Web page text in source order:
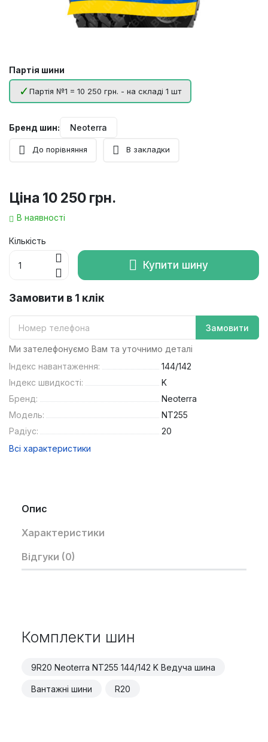
Партія шини
Партія №1 = 10 250 грн. - на складі 1 шт
Бренд шин: Neoterra
До порівняння В закладки
Ціна 10 250 грн.
В наявності
Кількість
Купити шину
Замовити в 1 клік
Замовити
Ми зателефонуємо Вам та уточнимо деталі
Індекс навантаження:
144/142
Індекс швидкості:
K
Бренд:
Neoterra
Модель:
NT255
Радіус:
20
Всі характеристики
Опис
Характеристики
Відгуки (0)
Комплекти шин
9R20 Neoterra NT255 144/142 K Ведуча шина
Вантажні шини R20